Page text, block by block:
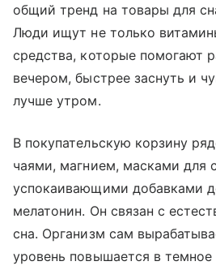
общий тренд на товары для
Люди ищут не только
средства, которые помогают
вечером, быстрее заснуть и
лучше утром.
В покупательскую корзину
чаями, магнием, масками для
успокаивающими добавками
мелатонин. Он связан с
сна. Организм сам
уровень повышается в темное